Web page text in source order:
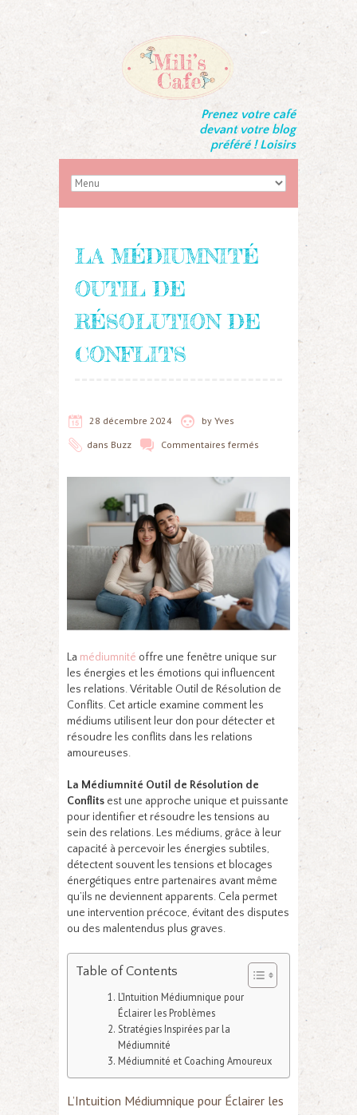
Prenez votre café
devant votre blog
préféré ! Loisirs
LA MÉDIUMNITÉ
OUTIL DE
RÉSOLUTION DE
CONFLITS
28 décembre 2024 by Yves
dans Buzz Commentaires fermés
La médiumnité offre une fenêtre unique sur
les énergies et les émotions qui influencent
les relations. Véritable Outil de Résolution de
Conflits. Cet article examine comment les
médiums utilisent leur don pour détecter et
résoudre les conflits dans les relations
amoureuses.
La Médiumnité Outil de Résolution de
Conflits est une approche unique et puissante
pour identifier et résoudre les tensions au
sein des relations. Les médiums, grâce à leur
capacité à percevoir les énergies subtiles,
détectent souvent les tensions et blocages
énergétiques entre partenaires avant même
qu’ils ne deviennent apparents. Cela permet
une intervention précoce, évitant des disputes
ou des malentendus plus graves.
Table of Contents
L’Intuition Médiumnique pour
Éclairer les Problèmes
Stratégies Inspirées par la
Médiumnité
Médiumnité et Coaching Amoureux
L’Intuition Médiumnique pour Éclairer les